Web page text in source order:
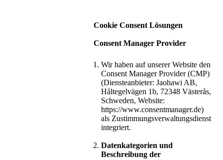
Cookie Consent Lösungen
Consent Manager Provider
Wir haben auf unserer Website den
Consent Manager Provider (CMP)
(Diensteanbieter: Jaohawi AB,
Håltegelvägen 1b, 72348 Västerås,
Schweden, Website:
https://www.consentmanager.de)
als Zustimmungsverwaltungsdienst
integriert.
Datenkategorien und
Beschreibung der